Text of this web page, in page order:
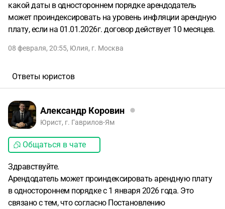
какой даты в одностороннем порядке арендодатель
может проиндексировать на уровень инфляции арендную
плату, если на 01.01.2026г. договор действует 10 месяцев.
08 февраля, 20:55, Юлия, г. Москва
Ответы юристов
Александр Коровин
Юрист, г. Гаврилов-Ям
Общаться в чате
Здравствуйте.
Арендодатель может проиндексировать арендную плату
в одностороннем порядке с 1 января 2026 года. Это
связано с тем, что согласно Постановлению